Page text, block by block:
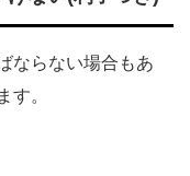
ならない場合もあ
す。